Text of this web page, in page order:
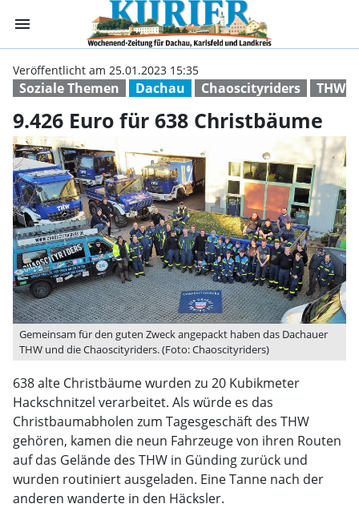
menu 9.426 Euro für
Soziale Themen Dachau Chaoscityriders THW
Veröffentlicht am 25.01.2023 15:35
9.426 Euro für 638 Christbäume
Gemeinsam für den guten Zweck angepackt haben das Dachauer
THW und die Chaoscityriders. (Foto: Chaoscityriders)
638 alte Christbäume wurden zu 20 Kubikmeter
Hackschnitzel verarbeitet. Als würde es das
Christbaumabholen zum Tagesgeschäft des THW
gehören, kamen die neun Fahrzeuge von ihren Routen
auf das Gelände des THW in Günding zurück und
wurden routiniert ausgeladen. Eine Tanne nach der
anderen wanderte in den Häcksler.